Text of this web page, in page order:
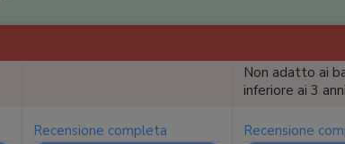
Non adatto ai
inferiore ai 3 anni
Recensione completa Recensione